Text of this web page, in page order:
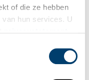
of die ze hebben
hun services. U
van Nuwendoorn
valkenier vertelt je